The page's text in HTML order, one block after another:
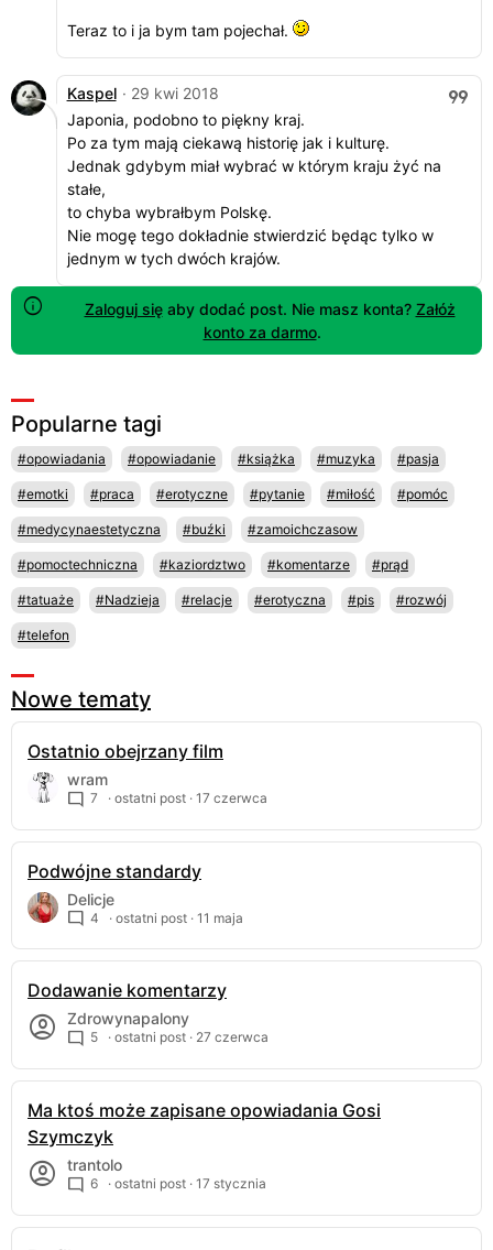
Teraz to i ja bym tam pojechał.
Kaspel · 29 kwi 2018
Japonia, podobno to piękny kraj.
Po za tym mają ciekawą historię jak i kulturę.
Jednak gdybym miał wybrać w którym kraju żyć na
stałe,
to chyba wybrałbym Polskę.
Nie mogę tego dokładnie stwierdzić będąc tylko w
jednym w tych dwóch krajów.
Zaloguj sięaby dodać post. Nie masz konta? Załóż
konto za darmo.
Popularne tagi
#opowiadania #opowiadanie #książka #muzyka #pasja
#emotki #praca #erotyczne #pytanie #miłość #pomóc
#medycynaestetyczna #buźki #zamoichczasow
#pomoctechniczna #kaziordztwo #komentarze #prąd
#tatuaże #Nadzieja #relacje #erotyczna #pis #rozwój
#telefon
Nowe tematy
Ostatnio obejrzany film
wram
7 · ostatni post · 17 czerwca
Podwójne standardy
Delicje
4 · ostatni post · 11 maja
Dodawanie komentarzy
Zdrowynapalony
5 · ostatni post · 27 czerwca
Ma ktoś może zapisane opowiadania Gosi
Szymczyk
trantolo
6 · ostatni post · 17 stycznia